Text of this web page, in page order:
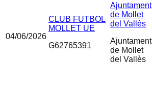
04/06/2026
CLUB FUTBOL
MOLLET UE
G62765391
Ajuntament
de Mollet
del Vallès
Ajuntament
de Mollet
del Vallès